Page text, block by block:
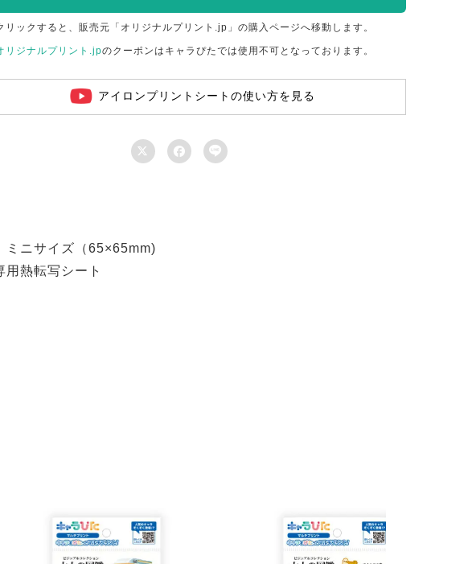
ックすると、販売元「オリジナルプリント.jp」の購入ページへ移動します。
リジナルプリント.jpのクーポンはキャラぴたでは使用不可となっております。
アイロンプリントシートの使い方を見る
  
ミニサイズ（65×65mm)
用熱転写シート